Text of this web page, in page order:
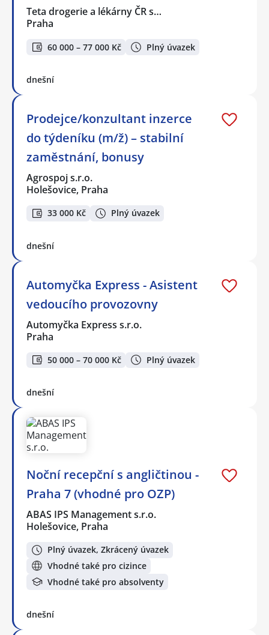
Teta drogerie a lékárny ČR s…
Praha
60 000 – 77 000 Kč Plný úvazek
dnešní
Prodejce/konzultant inzerce
do týdeníku (m/ž) – stabilní
zaměstnání, bonusy
Agrospoj s.r.o.
Holešovice, Praha
33 000 Kč Plný úvazek
dnešní
Automyčka Express - Asistent
vedoucího provozovny
Automyčka Express s.r.o.
Praha
50 000 – 70 000 Kč Plný úvazek
dnešní
Noční recepční s angličtinou -
Praha 7 (vhodné pro OZP)
ABAS IPS Management s.r.o.
Holešovice, Praha
Plný úvazek, Zkrácený úvazek
Vhodné také pro cizince
Vhodné také pro absolventy
dnešní